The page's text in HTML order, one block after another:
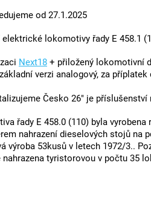
od 27.1.2025
lokomotivy řady E 458.1
Next18 + přiložený lokomotivní
verzi analogový, za
Česko 26" je příslušenství
řady E 458.0 (110) byla
nahrazení dieselových stojů na
výroba 53kusů v letech 1972/3..
tyristorovou v počtu 35